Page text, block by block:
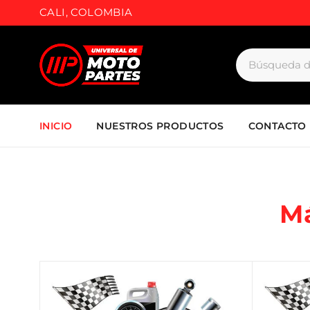
CALI, COLOMBIA
INICIO NUESTROS PRODUCTOS CONTACTO